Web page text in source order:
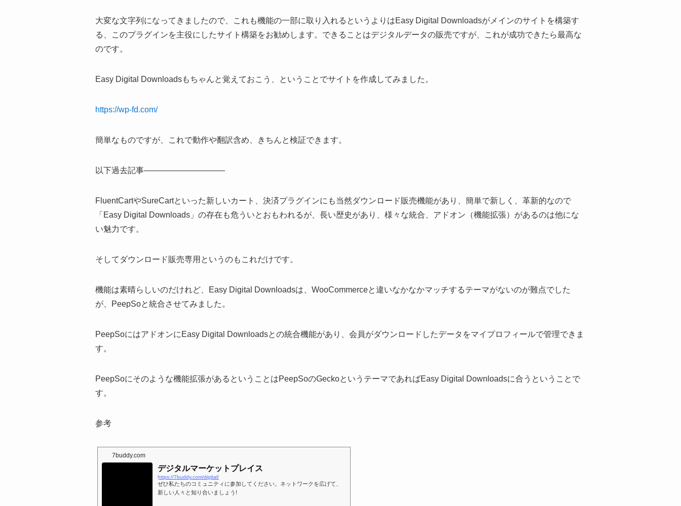
大変な文字列になってきましたので、これも機能の一部に取り入れるというよりはEasy Digital Downloadsがメインのサイトを構築す
る、このプラグインを主役にしたサイト構築をお勧めします。できることはデジタルデータの販売ですが、これが成功できたら最高な
のです。
Easy Digital Downloadsもちゃんと覚えておこう、ということでサイトを作成してみました。
https://wp-fd.com/
簡単なものですが、これで動作や翻訳含め、きちんと検証できます。
以下過去記事——————————
FluentCartやSureCartといった新しいカート、決済プラグインにも当然ダウンロード販売機能があり、簡単で新しく、革新的なので
「Easy Digital Downloads」の存在も危ういとおもわれるが、長い歴史があり、様々な統合、アドオン（機能拡張）があるのは他にな
い魅力です。
そしてダウンロード販売専用というのもこれだけです。
機能は素晴らしいのだけれど、Easy Digital Downloadsは、WooCommerceと違いなかなかマッチするテーマがないのが難点でした
が、PeepSoと統合させてみました。
PeepSoにはアドオンにEasy Digital Downloadsとの統合機能があり、会員がダウンロードしたデータをマイプロフィールで管理できま
す。
PeepSoにそのような機能拡張があるということはPeepSoのGeckoというテーマであればEasy Digital Downloadsに合うということで
す。
参考
7buddy.com
デジタルマーケットプレイス
https://7buddy.com/digital/
ぜひ私たちのコミュニティに参加してください。ネットワークを広げて、
新しい人々と知り合いましょう!